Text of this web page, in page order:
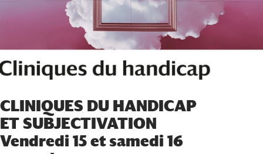
CLINIQUES DU HANDICAP
ET SUBJECTIVATION
Vendredi 15 et samedi 16